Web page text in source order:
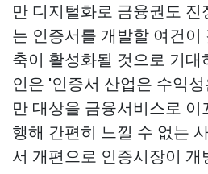
만 디지털화로 금융권도 진
는 인증서를 개발할 여건이
축이 활성화될 것으로 기대
인은 '인증서 산업은 수익
만 대상을 금융서비스로
행해 간편히 느낄 수 없는
서 개편으로 인증시장이